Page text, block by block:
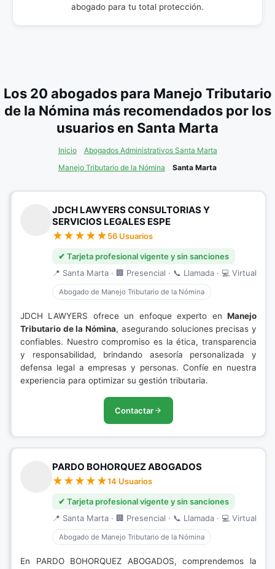
abogado para tu total protección.
Los 20 abogados para Manejo Tributario
de la Nómina más recomendados por los
usuarios en Santa Marta
Inicio
Abogados Administrativos Santa Marta
Manejo Tributario de la Nómina
Santa Marta
JDCH LAWYERS CONSULTORIAS Y
SERVICIOS LEGALES ESPE
56 Usuarios
✔ Tarjeta profesional vigente y sin sanciones
📍 Santa Marta · 🏢 Presencial · 📞 Llamada · 💻 Virtual
Abogado de Manejo Tributario de la Nómina
JDCH LAWYERS ofrece un enfoque experto en Manejo
Tributario de la Nómina, asegurando soluciones precisas y
confiables. Nuestro compromiso es la ética, transparencia
y responsabilidad, brindando asesoría personalizada y
defensa legal a empresas y personas. Confíe en nuestra
experiencia para optimizar su gestión tributaria.
Contactar
PARDO BOHORQUEZ ABOGADOS
14 Usuarios
✔ Tarjeta profesional vigente y sin sanciones
📍 Santa Marta · 🏢 Presencial · 📞 Llamada · 💻 Virtual
Abogado de Manejo Tributario de la Nómina
En PARDO BOHORQUEZ ABOGADOS, comprendemos la